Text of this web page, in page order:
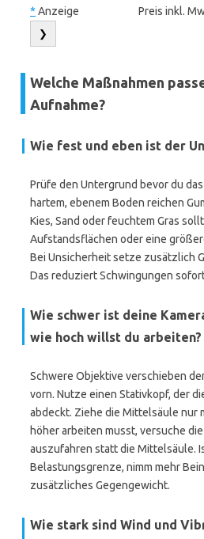
* Anzeige Preis inkl.
❯
Welche Maßnahmen
Aufnahme?
Wie fest und eben ist der
Prüfe den Untergrund bevor du
hartem, ebenem Boden reichen
Kies, Sand oder feuchtem Gras
Aufstandsflächen oder eine
Bei Unsicherheit setze zusätzlich
Das reduziert Schwingungen
Wie schwer ist deine
wie hoch willst du arbeiten?
Schwere Objektive verschieben
vorn. Nutze einen Stativkopf, der
abdeckt. Ziehe die Mittelsäule nur
höher arbeiten musst, versuche
auszufahren statt die Mittelsäule.
Belastungsgrenze, nimm mehr
zusätzliches Gegengewicht.
Wie stark sind Wind und